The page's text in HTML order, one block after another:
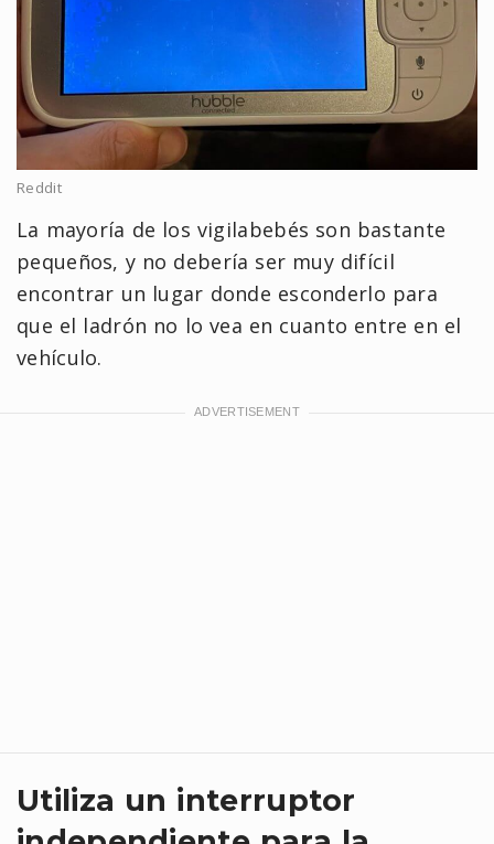
Reddit
La mayoría de los vigilabebés son bastante
pequeños, y no debería ser muy difícil
encontrar un lugar donde esconderlo para
que el ladrón no lo vea en cuanto entre en el
vehículo.
Utiliza un interruptor